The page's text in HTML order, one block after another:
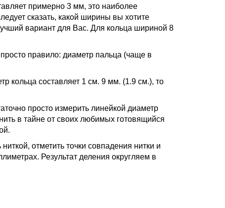
примерно 3 мм, это наиболее
сказать, какой ширины вы хотите
вариант для Вас. Для кольца шириной 8
правило: диаметр пальца (чаще в
кольца составляет 1 см. 9 мм. (1.9 см.), то
просто измерить линейкой диаметр
в тайне от своих любимых готовящийся
отметить точки совпадения нитки и
Результат деления округляем в